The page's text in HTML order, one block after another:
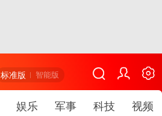
标准版 智能版
娱乐 军事 科技
视频